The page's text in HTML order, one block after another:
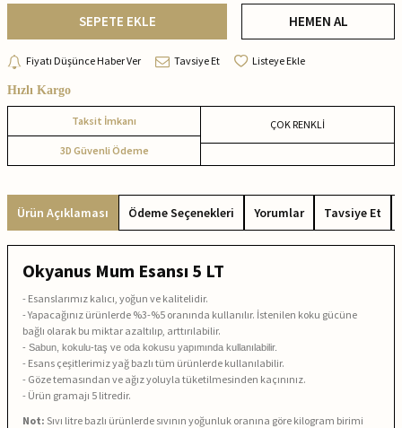
SEPETE EKLE HEMEN AL
Fiyatı Düşünce Haber Ver Tavsiye Et Listeye Ekle
Hızlı Kargo
Taksit İmkanı
3D Güvenli Ödeme
ÇOK RENKLİ
Ürün Açıklaması Ödeme Seçenekleri Yorumlar Tavsiye Et
Okyanus Mum Esansı 5 LT
- Esanslarımız kalıcı, yoğun ve kalitelidir.
- Yapacağınız ürünlerde %3-%5 oranında kullanılır. İstenilen koku gücüne
bağlı olarak bu miktar azaltılıp, arttırılabilir.
- Sabun, kokulu-taş ve oda kokusu yapımında kullanılabilir.
- Esans çeşitlerimiz yağ bazlı tüm ürünlerde kullanılabilir.
- Göze temasından ve ağız yoluyla tüketilmesinden kaçınınız.
- Ürün gramajı 5 litredir.
Not: Sıvı litre bazlı ürünlerde sıvının yoğunluk oranına göre kilogram birimi